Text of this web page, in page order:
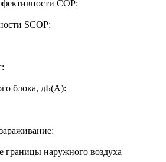
COP:
SCOP:
блока, дБ(А):
границы наружного воздуха